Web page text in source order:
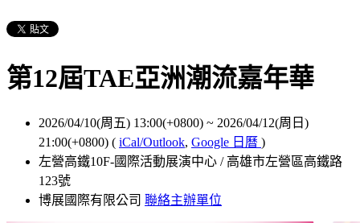
第12屆TAE亞洲潮流嘉年華
2026/04/10(周五) 13:00(+0800) ~ 2026/04/12(周日)
21:00(+0800) ( iCal/Outlook, Google 日曆 )
左營高鐵10F-國際活動展演中心 / 高雄市左營區高鐵路
123號
博展國際有限公司 聯絡主辦單位